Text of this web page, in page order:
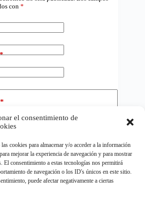
el consentimiento de
cookies para almacenar y/o acceder a la información
mejorar la experiencia de navegación y para mostrar
El consentimiento a estas tecnologías nos permitirá
de navegación o los ID's únicos en este sitio.
puede afectar negativamente a ciertas
con *
*